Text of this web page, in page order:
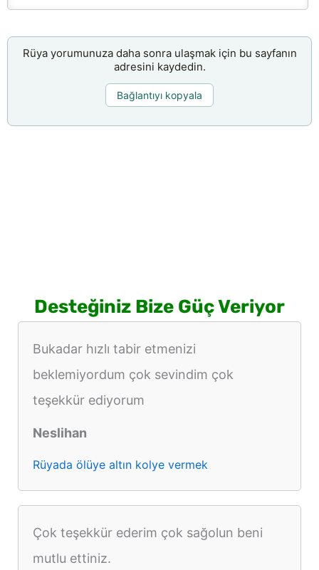
Rüya yorumunuza daha sonra ulaşmak için bu sayfanın
adresini kaydedin.
Bağlantıyı kopyala
Desteğiniz Bize Güç Veriyor
Bukadar hızlı tabir etmenizi
beklemiyordum çok sevindim çok
teşekkür ediyorum
Neslihan
Rüyada ölüye altın kolye vermek
Çok teşekkür ederim çok sağolun beni
mutlu ettiniz.